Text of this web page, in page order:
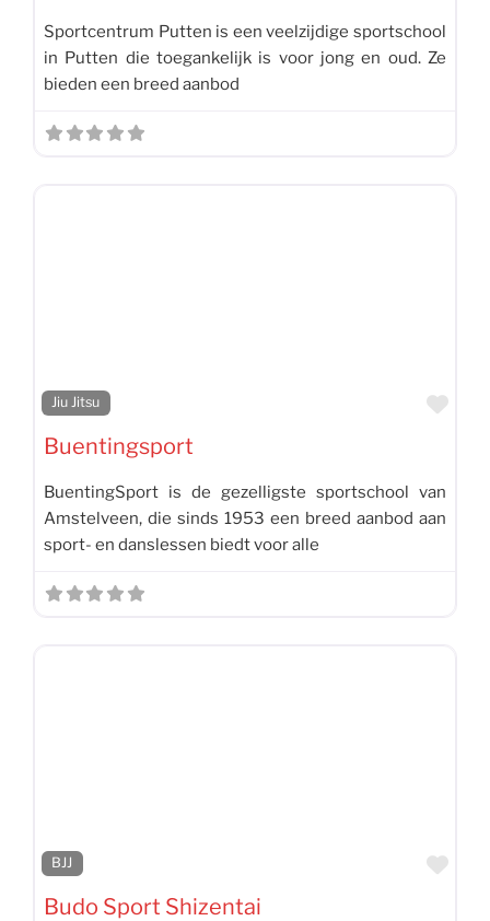
Sportcentrum Putten is een veelzijdige sportschool
in Putten die toegankelijk is voor jong en oud. Ze
bieden een breed aanbod
Jiu Jitsu
Buentingsport
BuentingSport is de gezelligste sportschool van
Amstelveen, die sinds 1953 een breed aanbod aan
sport- en danslessen biedt voor alle
BJJ
Budo Sport Shizentai